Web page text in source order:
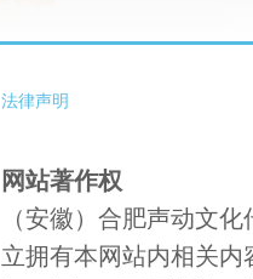
法律声明
网站著作权
（安徽）合肥声动文
立拥有本网站内相关